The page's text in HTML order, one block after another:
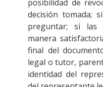
posibilidad de
decisión tomada;
preguntar; si las
manera
final del
legal o tutor,
identidad del